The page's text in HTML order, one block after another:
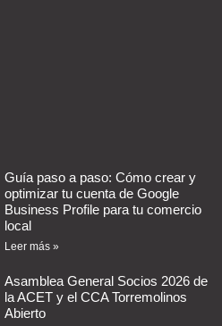
Guía paso a paso: Cómo crear y
optimizar tu cuenta de Google
Business Profile para tu comercio
local
Leer más »
Asamblea General Socios 2026 de
la ACET y el CCA Torremolinos
Abierto